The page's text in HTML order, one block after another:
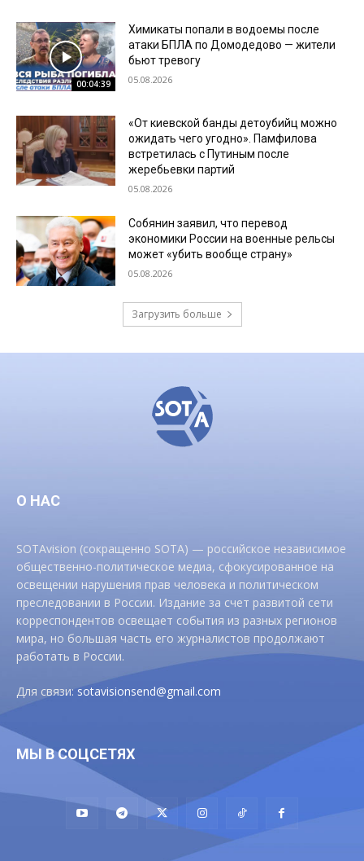
00:04:39
Химикаты попали в водоемы после
атаки БПЛА по Домодедово — жители
бьют тревогу
05.08.2026
«От киевской банды детоубийц можно
ожидать чего угодно». Памфилова
встретилась с Путиным после
жеребьевки партий
05.08.2026
Собянин заявил, что перевод
экономики России на военные рельсы
может «убить вообще страну»
05.08.2026
Загрузить больше
О НАС
SOTAvision (сокращенно SOTA) — российское независимое
общественно-политическое медиа, сфокусированное на
освещении нарушения прав человека и политическом
преследовании в России. Издание за счет развитой сети
корреспондентов освещает события из разных регионов
мира, но большая часть его журналистов продолжают
работать в России.
Для связи:sotavisionsend@gmail.com
МЫ В СОЦСЕТЯХ